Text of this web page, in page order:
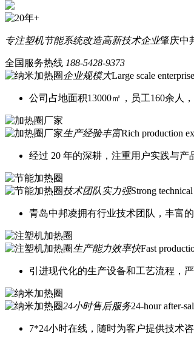
专注塑机节能系统改造高新技术企业肇庆中
全国服务热线 188-5428-9373
企业规模大Large scale enterprise
公司占地面积13000㎡，员工160余人
生产经验丰富Rich production
经过 20 年的深耕，注重用户实践与
技术团队实力强Strong
青岛中邦凌拥有行业技术团队，丰富
生产能力效率快Fast
引进现代化的生产设备和工艺流程，
24小时售后服务24-hour after-
7*24小时在线，随时为客户提供技术